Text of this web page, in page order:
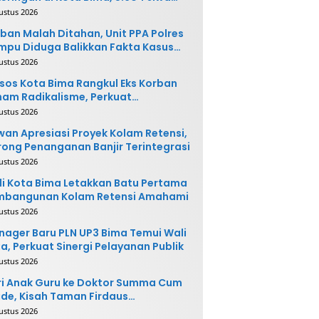
Terdampak
2026
Malah Ditahan, Unit PPA Polres
Diduga Balikkan Fakta Kasus
2026
Kota Bima Rangkul Eks Korban
Radikalisme, Perkuat
Sosial
2026
Apresiasi Proyek Kolam Retensi,
Penanganan Banjir Terintegrasi
2026
Kota Bima Letakkan Batu Pertama
Kolam Retensi Amahami
2026
Baru PLN UP3 Bima Temui Wali
Perkuat Sinergi Pelayanan Publik
2026
Anak Guru ke Doktor Summa Cum
Kisah Taman Firdaus
2026